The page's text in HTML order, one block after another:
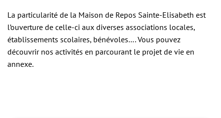
La particularité de la Maison de Repos Sainte-Elisabeth est
l’ouverture de celle-ci aux diverses associations locales,
établissements scolaires, bénévoles…. Vous pouvez
découvrir nos activités en parcourant le projet de vie en
annexe.